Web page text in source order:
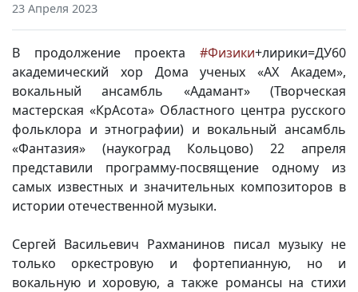
О Доме учёных
Виртуальный тур
Контакты
Вакансии
23 Апреля 2023
В продолжение проекта #Физики+лирики=ДУ60
академический хор Дома ученых «АХ Академ»,
вокальный ансамбль «Адамант» (Творческая
мастерская «КрАсота» Областного центра русского
фольклора и этнографии) и вокальный ансамбль
«Фантазия» (наукоград Кольцово) 22 апреля
представили программу-посвящение одному из
самых известных и значительных композиторов в
истории отечественной музыки.
Сергей Васильевич Рахманинов писал музыку не
только оркестровую и фортепианную, но и
вокальную и хоровую, а также романсы на стихи